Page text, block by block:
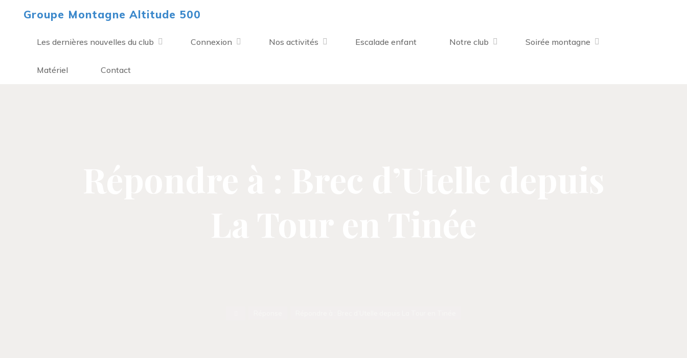
Groupe Montagne Altitude 500
Les dernières nouvelles du club Connexion Nos activités Escalade enfant Notre club Soirée montagne
Matériel Contact